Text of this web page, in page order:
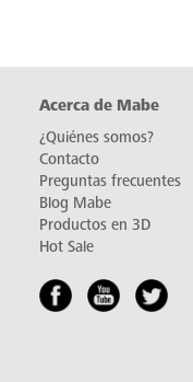
Acerca de Mabe
¿Quiénes somos?
Contacto
Preguntas frecuentes
Blog Mabe
Productos en 3D
Hot Sale